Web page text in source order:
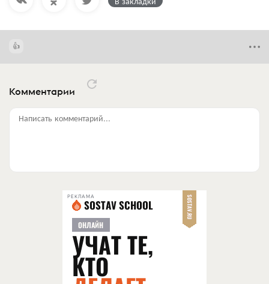
Комментарии
Написать комментарий...
РЕКЛАМА